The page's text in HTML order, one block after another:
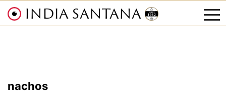
INDIA SANTANA
nachos